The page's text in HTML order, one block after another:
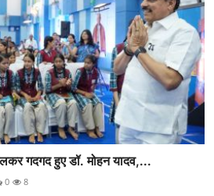
गदगद हुए डॉ. मोहन यादव,...
0 8